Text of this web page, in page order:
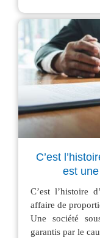
C’est
est
C’est l’histoire
affaire de
Une société
garantis par le